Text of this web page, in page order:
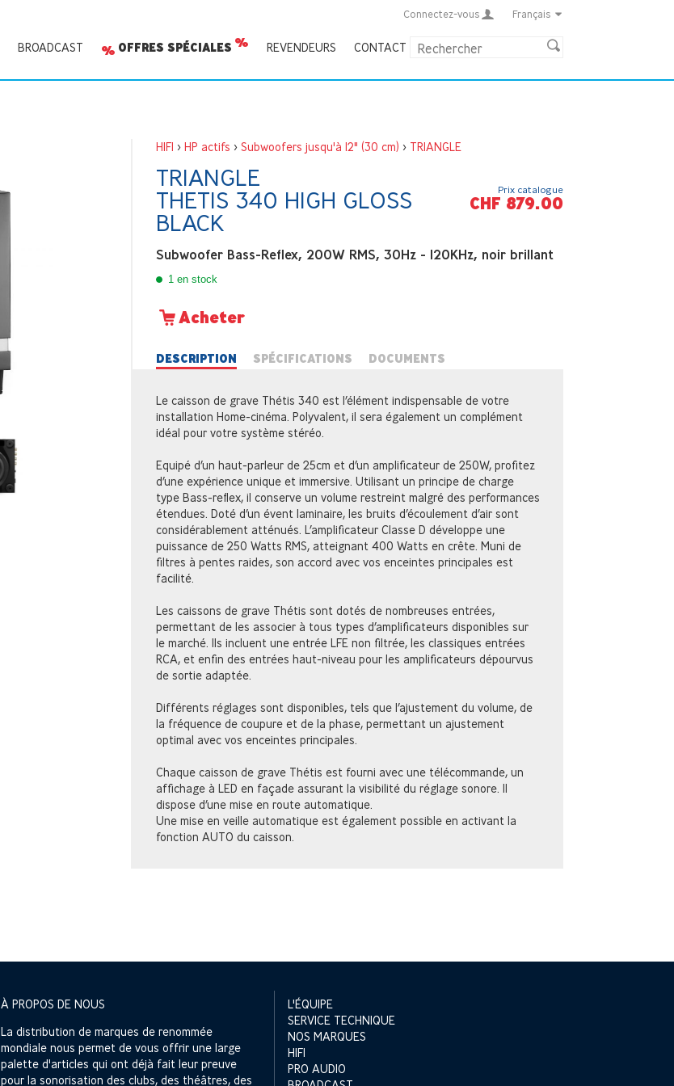
Connectez-vous Français
BROADCAST OFFRES SPÉCIALES REVENDEURS CONTACT
HIFI > HP actifs > Subwoofers jusqu'à 12" (30 cm) > TRIANGLE
TRIANGLE
THETIS 340 HIGH GLOSS
BLACK
Subwoofer Bass-Reflex, 200W RMS, 30Hz - 120KHz, noir brillant
1 en stock
Acheter
Prix catalogue
CHF 879.00
DESCRIPTION SPÉCIFICATIONS DOCUMENTS
Le caisson de grave Thétis 340 est l’élément indispensable de votre
installation Home-cinéma. Polyvalent, il sera également un complément
idéal pour votre système stéréo.
Equipé d’un haut-parleur de 25cm et d’un amplificateur de 250W, profitez
d’une expérience unique et immersive. Utilisant un principe de charge
type Bass-reflex, il conserve un volume restreint malgré des performances
étendues. Doté d’un évent laminaire, les bruits d’écoulement d’air sont
considérablement atténués. L’amplificateur Classe D développe une
puissance de 250 Watts RMS, atteignant 400 Watts en crête. Muni de
filtres à pentes raides, son accord avec vos enceintes principales est
facilité.
Les caissons de grave Thétis sont dotés de nombreuses entrées,
permettant de les associer à tous types d’amplificateurs disponibles sur
le marché. Ils incluent une entrée LFE non filtrée, les classiques entrées
RCA, et enfin des entrées haut-niveau pour les amplificateurs dépourvus
de sortie adaptée.
Différents réglages sont disponibles, tels que l’ajustement du volume, de
la fréquence de coupure et de la phase, permettant un ajustement
optimal avec vos enceintes principales.
Chaque caisson de grave Thétis est fourni avec une télécommande, un
affichage à LED en façade assurant la visibilité du réglage sonore. Il
dispose d’une mise en route automatique.
Une mise en veille automatique est également possible en activant la
fonction AUTO du caisson.
À PROPOS DE NOUS
La distribution de marques de renommée
mondiale nous permet de vous offrir une large
palette d'articles qui ont déjà fait leur preuve
pour la sonorisation des clubs, des théâtres, des
L'ÉQUIPE
SERVICE TECHNIQUE
NOS MARQUES
HIFI
PRO AUDIO